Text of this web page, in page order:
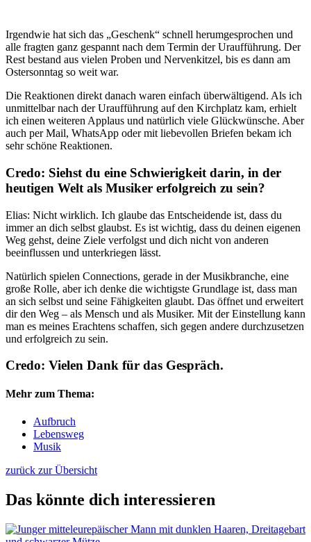
Irgendwie hat sich das „Geschenk“ schnell herumgesprochen und
alle fragten ganz gespannt nach dem Termin der Uraufführung. Der
Rest bestand aus vielen Proben und Nervenkitzel, bis es dann am
Ostersonntag so weit war.
Die Reaktionen direkt danach waren einfach überwältigend. Als ich
unmittelbar nach der Uraufführung auf den Kirchplatz kam, erhielt
ich einen weiteren Applaus und natürlich viele Glückwünsche. Aber
auch per Mail, WhatsApp oder mit liebevollen Briefen bekam ich
sehr schöne Reaktionen.
Credo: Siehst du eine Schwierigkeit darin, in der
heutigen Welt als Musiker erfolgreich zu sein?
Elias: Nicht wirklich. Ich glaube das Entscheidende ist, dass du
immer an dich selbst glaubst. Es ist wichtig, dass du deinen eigenen
Weg gehst, deine Ziele verfolgst und dich nicht von anderen
beeinflussen und unterkriegen lässt.
Natürlich spielen Connections, gerade in der Musikbranche, eine
große Rolle, aber ich denke die wichtigste Grundlage ist, dass man
an sich selbst und seine Fähigkeiten glaubt. Das öffnet und erweitert
dir den Weg – als Mensch und als Musiker. Mit der Einstellung kann
man es meines Erachtens schaffen, sich gegen andere durchzusetzen
und erfolgreich zu sein.
Credo: Vielen Dank für das Gespräch.
Mehr zum Thema:
Aufbruch
Lebensweg
Musik
zurück zur Übersicht
Das könnte dich interessieren